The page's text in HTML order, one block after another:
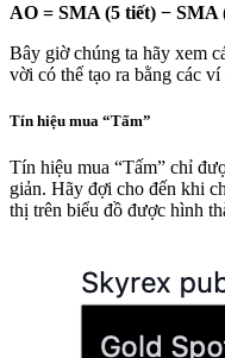
AO = SMA (5 tiết) − SMA
Bây giờ chúng ta hãy xem
vời có thể tạo ra bằng các ví
Tín hiệu mua “Tấm”
Tín hiệu mua “Tấm” chỉ
giản. Hãy đợi cho đến khi
thị trên biểu đồ được hình